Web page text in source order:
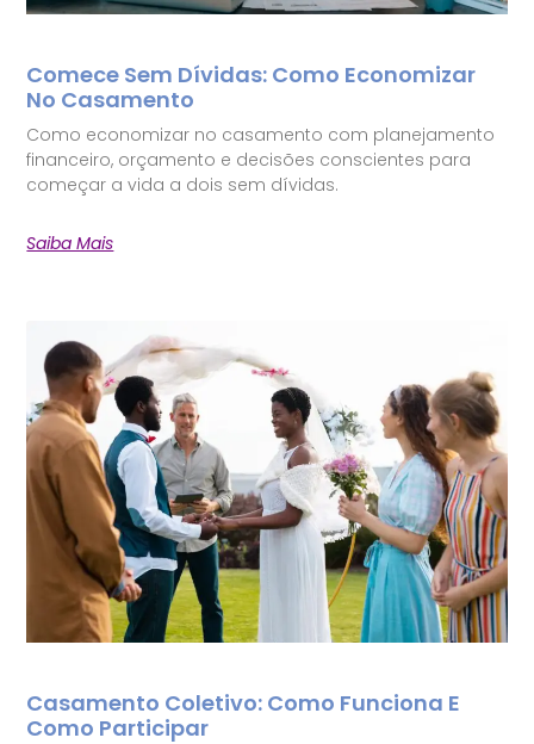
Comece Sem Dívidas: Como Economizar
No Casamento
Como economizar no casamento com planejamento
financeiro, orçamento e decisões conscientes para
começar a vida a dois sem dívidas.
Saiba Mais
Casamento Coletivo: Como Funciona E
Como Participar